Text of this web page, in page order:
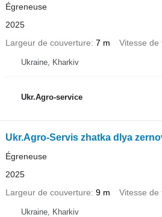
Égreneuse
2025
Largeur de couverture 7 m Vitesse de
Ukraine, Kharkiv
Ukr.Agro-service
Ukr.Agro-Servis zhatka dlya
Égreneuse
2025
Largeur de couverture 9 m Vitesse de
Ukraine, Kharkiv